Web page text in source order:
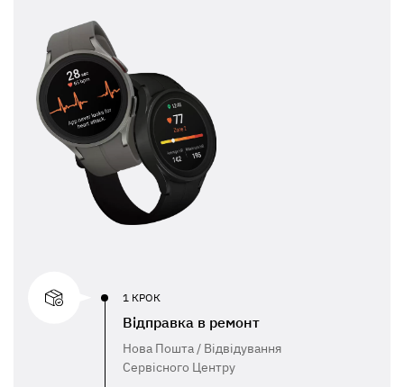
1 КРОК
Відправка в ремонт
Нова Пошта / Відвідування
Сервісного Центру